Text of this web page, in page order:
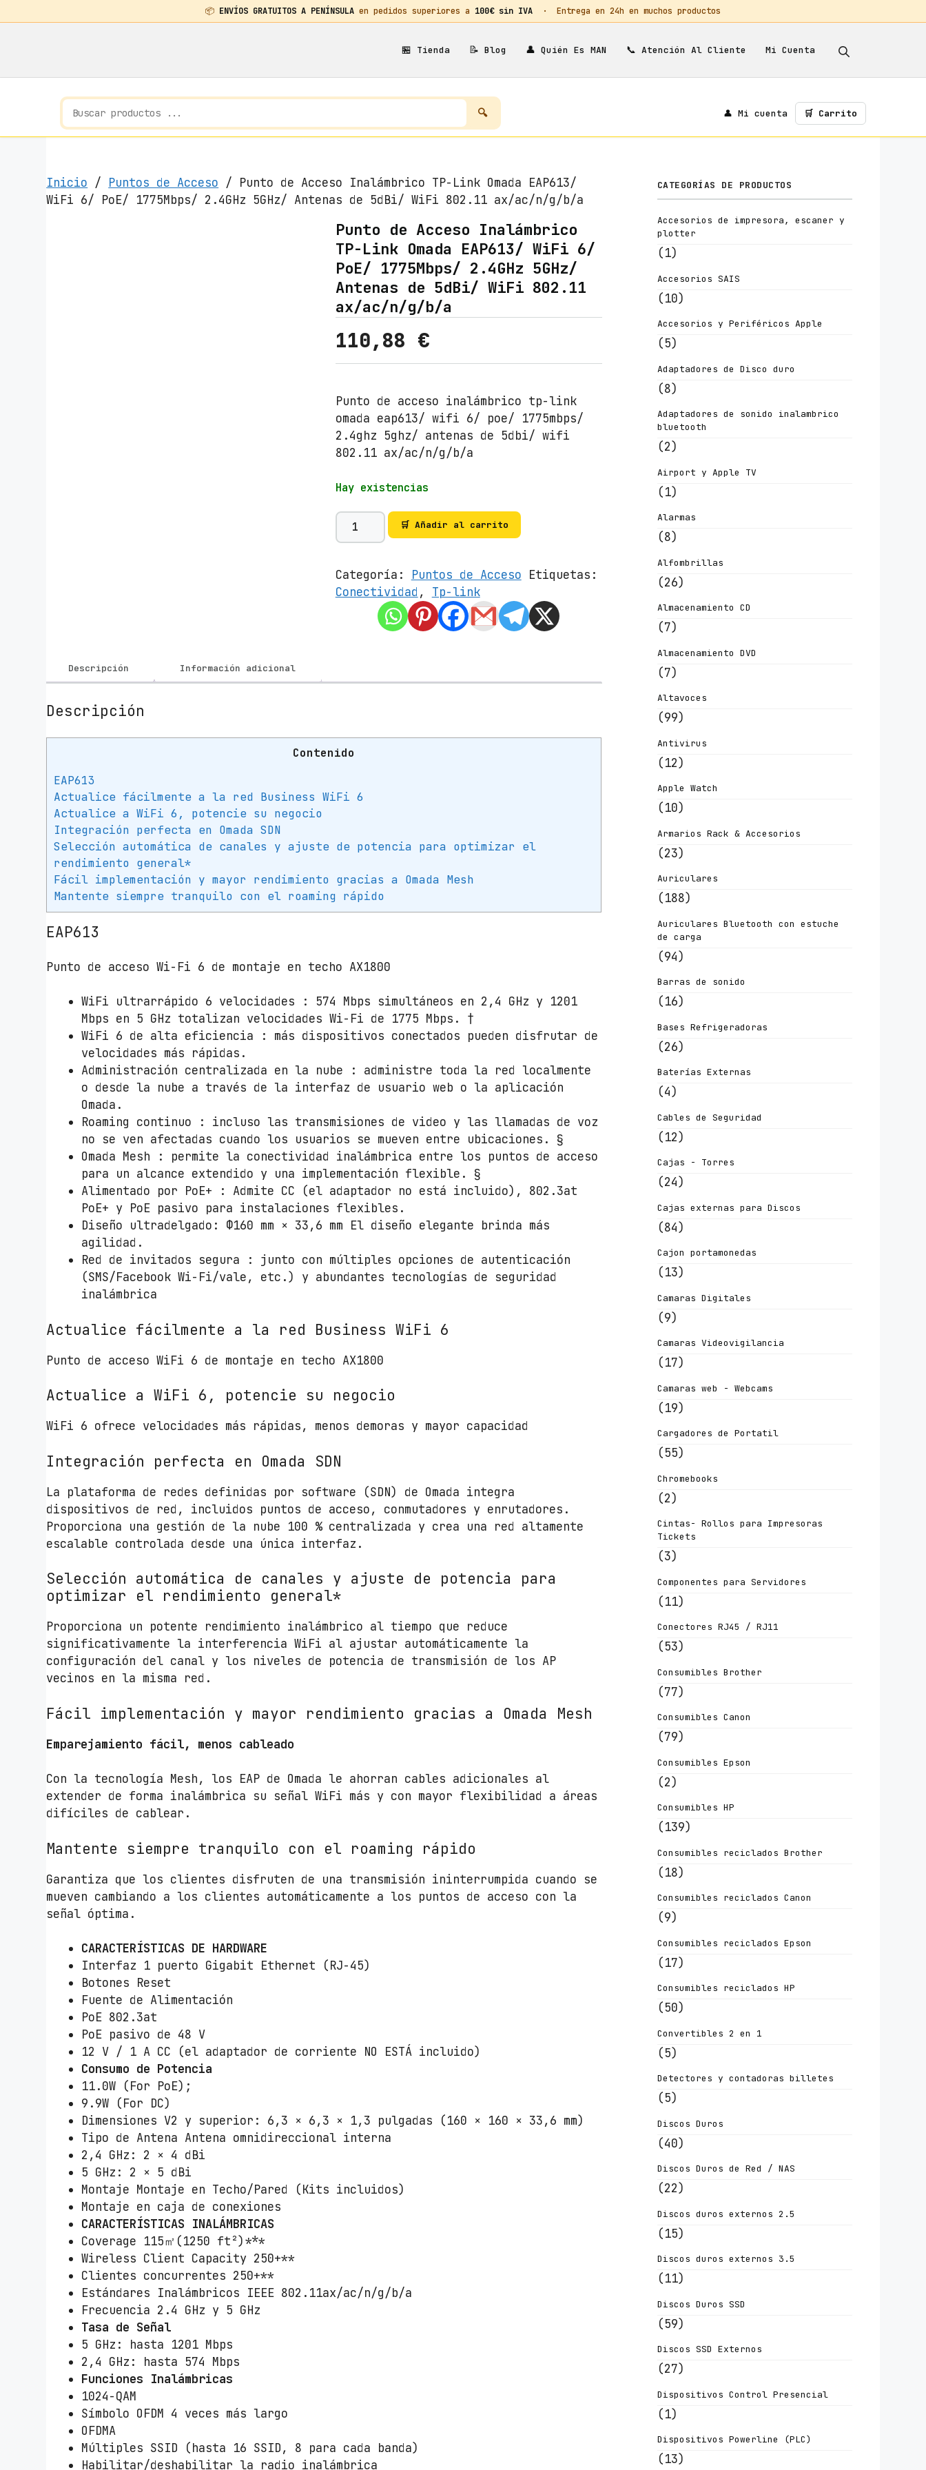
📦 ENVÍOS GRATUITOS A PENÍNSULA en pedidos superiores a 100€ sin IVA · Entrega en 24h en muchos productos
🏪 Tienda 📝 Blog 👤 Quién Es MAN 📞 Atención Al Cliente Mi Cuenta
👤 Mi cuenta 🛒 Carrito
Inicio / Puntos de Acceso / Punto de Acceso Inalámbrico TP-Link Omada EAP613/
WiFi 6/ PoE/ 1775Mbps/ 2.4GHz 5GHz/ Antenas de 5dBi/ WiFi 802.11 ax/ac/n/g/b/a
Punto de Acceso Inalámbrico
TP-Link Omada EAP613/ WiFi 6/
PoE/ 1775Mbps/ 2.4GHz 5GHz/
Antenas de 5dBi/ WiFi 802.11
ax/ac/n/g/b/a
110,88 €
Punto de acceso inalámbrico tp-link
omada eap613/ wifi 6/ poe/ 1775mbps/
2.4ghz 5ghz/ antenas de 5dbi/ wifi
802.11 ax/ac/n/g/b/a
Hay existencias
P
u
t
o
I
n
l
b
i
c
o
-
i
n
k
m
a
a
E
A
P
6
1
3
W
i
6
P
E
1
7
M
b
p
s
2
.
4
G
H
G
A
n
n
s
d
B
F
2
.
a
n
n
t
🛒 Añadir al carrito
Categoría: Puntos de Acceso Etiquetas:
Conectividad , Tp-link
Descripción Información adicional
Descripción
Contenido
EAP613
Actualice fácilmente a la red Business WiFi 6
Actualice a WiFi 6, potencie su negocio
Integración perfecta en Omada SDN
Selección automática de canales y ajuste de potencia para optimizar el
rendimiento general*
Fácil implementación y mayor rendimiento gracias a Omada Mesh
Mantente siempre tranquilo con el roaming rápido
EAP613
Punto de acceso Wi-Fi 6 de montaje en techo AX1800
WiFi ultrarrápido 6 velocidades : 574 Mbps simultáneos en 2,4 GHz y 1201
Mbps en 5 GHz totalizan velocidades Wi-Fi de 1775 Mbps. †
WiFi 6 de alta eficiencia : más dispositivos conectados pueden disfrutar de
velocidades más rápidas.
Administración centralizada en la nube : administre toda la red localmente
o desde la nube a través de la interfaz de usuario web o la aplicación
Omada.
Roaming continuo : incluso las transmisiones de video y las llamadas de voz
no se ven afectadas cuando los usuarios se mueven entre ubicaciones. §
Omada Mesh : permite la conectividad inalámbrica entre los puntos de acceso
para un alcance extendido y una implementación flexible. §
Alimentado por PoE+ : Admite CC (el adaptador no está incluido), 802.3at
PoE+ y PoE pasivo para instalaciones flexibles.
Diseño ultradelgado: Φ160 mm × 33,6 mm El diseño elegante brinda más
agilidad.
Red de invitados segura : junto con múltiples opciones de autenticación
(SMS/Facebook Wi-Fi/vale, etc.) y abundantes tecnologías de seguridad
inalámbrica
Actualice fácilmente a la red Business WiFi 6
Punto de acceso WiFi 6 de montaje en techo AX1800
Actualice a WiFi 6, potencie su negocio
WiFi 6 ofrece velocidades más rápidas, menos demoras y mayor capacidad
Integración perfecta en Omada SDN
La plataforma de redes definidas por software (SDN) de Omada integra
dispositivos de red, incluidos puntos de acceso, conmutadores y enrutadores.
Proporciona una gestión de la nube 100 % centralizada y crea una red altamente
escalable controlada desde una única interfaz.
Selección automática de canales y ajuste de potencia para
optimizar el rendimiento general*
Proporciona un potente rendimiento inalámbrico al tiempo que reduce
significativamente la interferencia WiFi al ajustar automáticamente la
configuración del canal y los niveles de potencia de transmisión de los AP
vecinos en la misma red.
Fácil implementación y mayor rendimiento gracias a Omada Mesh
Emparejamiento fácil, menos cableado
Con la tecnología Mesh, los EAP de Omada le ahorran cables adicionales al
extender de forma inalámbrica su señal WiFi más y con mayor flexibilidad a áreas
difíciles de cablear.
Mantente siempre tranquilo con el roaming rápido
Garantiza que los clientes disfruten de una transmisión ininterrumpida cuando se
mueven cambiando a los clientes automáticamente a los puntos de acceso con la
señal óptima.
CARACTERÍSTICAS DE HARDWARE
Interfaz 1 puerto Gigabit Ethernet (RJ-45)
Botones Reset
Fuente de Alimentación
PoE 802.3at
PoE pasivo de 48 V
12 V / 1 A CC (el adaptador de corriente NO ESTÁ incluido)
Consumo de Potencia
11.0W (For PoE);
9.9W (For DC)
Dimensiones V2 y superior: 6,3 × 6,3 × 1,3 pulgadas (160 × 160 × 33,6 mm)
Tipo de Antena Antena omnidireccional interna
2,4 GHz: 2 × 4 dBi
5 GHz: 2 × 5 dBi
Montaje Montaje en Techo/Pared (Kits incluidos)
Montaje en caja de conexiones
CARACTERÍSTICAS INALÁMBRICAS
Coverage 115㎡(1250 ft²)***
Wireless Client Capacity 250+**
Clientes concurrentes 250+**
Estándares Inalámbricos IEEE 802.11ax/ac/n/g/b/a
Frecuencia 2.4 GHz y 5 GHz
Tasa de Señal
5 GHz: hasta 1201 Mbps
2,4 GHz: hasta 574 Mbps
Funciones Inalámbricas
1024-QAM
Símbolo OFDM 4 veces más largo
OFDMA
Múltiples SSID (hasta 16 SSID, 8 para cada banda)
Habilitar/deshabilitar la radio inalámbrica
CATEGORÍAS DE PRODUCTOS
Accesorios de impresora, escaner y
plotter
(1)
Accesorios SAIS
(10)
Accesorios y Periféricos Apple
(5)
Adaptadores de Disco duro
(8)
Adaptadores de sonido inalambrico
bluetooth
(2)
Airport y Apple TV
(1)
Alarmas
(8)
Alfombrillas
(26)
Almacenamiento CD
(7)
Almacenamiento DVD
(7)
Altavoces
(99)
Antivirus
(12)
Apple Watch
(10)
Armarios Rack & Accesorios
(23)
Auriculares
(188)
Auriculares Bluetooth con estuche
de carga
(94)
Barras de sonido
(16)
Bases Refrigeradoras
(26)
Baterías Externas
(4)
Cables de Seguridad
(12)
Cajas - Torres
(24)
Cajas externas para Discos
(84)
Cajon portamonedas
(13)
Camaras Digitales
(9)
Camaras Videovigilancia
(17)
Camaras web - Webcams
(19)
Cargadores de Portatil
(55)
Chromebooks
(2)
Cintas- Rollos para Impresoras
Tickets
(3)
Componentes para Servidores
(11)
Conectores RJ45 / RJ11
(53)
Consumibles Brother
(77)
Consumibles Canon
(79)
Consumibles Epson
(2)
Consumibles HP
(139)
Consumibles reciclados Brother
(18)
Consumibles reciclados Canon
(9)
Consumibles reciclados Epson
(17)
Consumibles reciclados HP
(50)
Convertibles 2 en 1
(5)
Detectores y contadoras billetes
(5)
Discos Duros
(40)
Discos Duros de Red / NAS
(22)
Discos duros externos 2.5
(15)
Discos duros externos 3.5
(11)
Discos Duros SSD
(59)
Discos SSD Externos
(27)
Dispositivos Control Presencial
(1)
Dispositivos Powerline (PLC)
(13)